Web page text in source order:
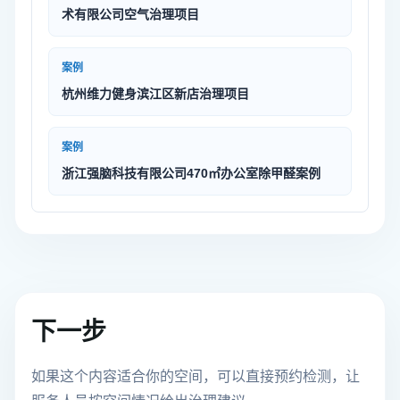
术有限公司空气治理项目
案例
杭州维力健身滨江区新店治理项目
案例
浙江强脑科技有限公司470㎡办公室除甲醛案例
下一步
如果这个内容适合你的空间，可以直接预约检测，让